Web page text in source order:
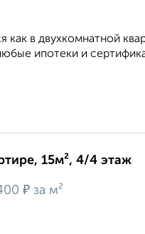
как в двухкомнатной
ипотеки и
15м², 4/4 этаж
₽ за м²